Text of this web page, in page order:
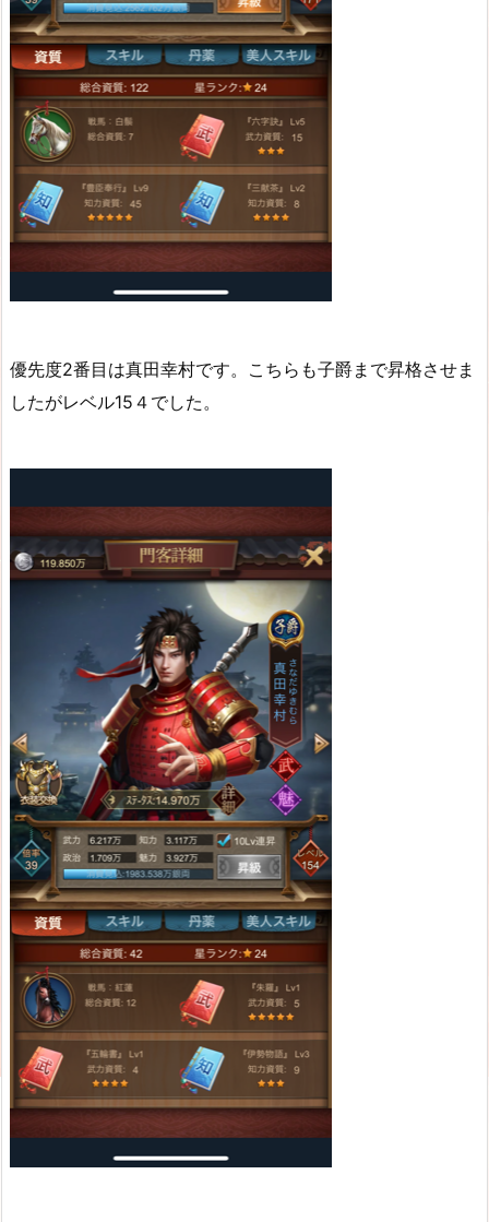
優先度2番目は真田幸村です。こちらも子爵まで昇格させま
したがレベル15４でした。